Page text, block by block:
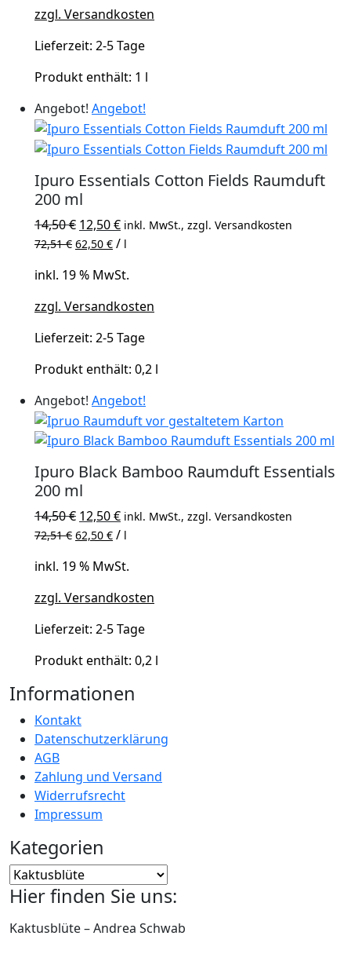
zzgl. Versandkosten
Lieferzeit: 2-5 Tage
Produkt enthält: 1 l
Angebot! Angebot!
Ipuro Essentials Cotton Fields Raumduft
200 ml
14,50€ Ursprünglicher
Preis
14,50 €
12,50€Aktueller
Preis
12,50 €.
inkl. MwSt., zzgl. Versandkosten
72,51€ 62,50 € / l
inkl. 19 % MwSt.
zzgl. Versandkosten
Lieferzeit: 2-5 Tage
Produkt enthält: 0,2 l
Angebot! Angebot!
Ipuro Black Bamboo Raumduft Essentials
200 ml
14,50€ Ursprünglicher
Preis
14,50 €
12,50€Aktueller
Preis
12,50 €.
inkl. MwSt., zzgl. Versandkosten
72,51€ 62,50 € / l
inkl. 19 % MwSt.
zzgl. Versandkosten
Lieferzeit: 2-5 Tage
Produkt enthält: 0,2 l
Informationen
Kontakt
Datenschutzerklärung
AGB
Zahlung und Versand
Widerrufsrecht
Impressum
Kategorien
Hier finden Sie uns:
Kaktusblüte – Andrea Schwab